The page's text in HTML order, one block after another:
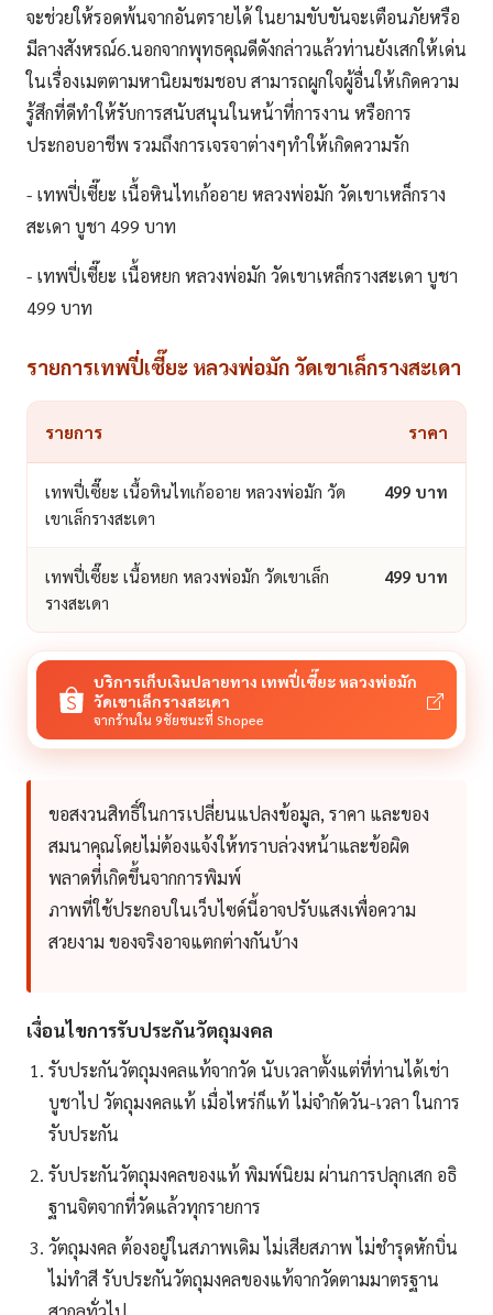
จะช่วยให้รอดพ้นจากอันตรายได้ ในยามขับขันจะเตือนภัยหรือ
มีลางสังหรณ์6.นอกจากพุทธคุณดีดังกล่าวแล้วท่านยังเสกให้เด่น
ในเรื่องเมตตามหานิยมชมชอบ สามารถผูกใจผู้อื่นให้เกิดความ
รู้สึกที่ดีทำให้รับการสนับสนุนในหน้าที่การงาน หรือการ
ประกอบอาชีพ รวมถึงการเจรจาต่างๆทำให้เกิดความรัก
- เทพปี่เซี๊ยะ เนื้อหินไทเก้ออาย หลวงพ่อมัก วัดเขาเหล็กราง
สะเดา บูชา 499 บาท
- เทพปี่เซี๊ยะ เนื้อหยก หลวงพ่อมัก วัดเขาเหล็กรางสะเดา บูชา
499 บาท
รายการเทพปี่เซี๊ยะ หลวงพ่อมัก วัดเขาเล็กรางสะเดา
รายการ ราคา
เทพปี่เซี๊ยะ เนื้อหินไทเก้ออาย หลวงพ่อมัก วัด
เขาเล็กรางสะเดา
499 บาท
เทพปี่เซี๊ยะ เนื้อหยก หลวงพ่อมัก วัดเขาเล็ก
รางสะเดา
499 บาท
บริการเก็บเงินปลายทาง เทพปี่เซี๊ยะ หลวงพ่อมัก
วัดเขาเล็กรางสะเดา
จากร้านใน 9ชัยชนะที่ Shopee
ขอสงวนสิทธิ์ในการเปลี่ยนแปลงข้อมูล, ราคา และของ
สมนาคุณโดยไม่ต้องแจ้งให้ทราบล่วงหน้าและข้อผิด
พลาดที่เกิดขึ้นจากการพิมพ์
ภาพที่ใช้ประกอบในเว็บไซด์นี้อาจปรับแสงเพื่อความ
สวยงาม ของจริงอาจแตกต่างกันบ้าง
เงื่อนไขการรับประกันวัตถุมงคล
รับประกันวัตถุมงคลแท้จากวัด นับเวลาตั้งแต่ที่ท่านได้เช่า
บูชาไป วัตถุมงคลแท้ เมื่อไหร่ก็แท้ ไม่จำกัดวัน-เวลา ในการ
รับประกัน
รับประกันวัตถุมงคลของแท้ พิมพ์นิยม ผ่านการปลุกเสก อธิ
ฐานจิตจากที่วัดแล้วทุกรายการ
วัตถุมงคล ต้องอยู่ในสภาพเดิม ไม่เสียสภาพ ไม่ชำรุดหักบิ่น
ไม่ทำสี รับประกันวัตถุมงคลของแท้จากวัดตามมาตรฐาน